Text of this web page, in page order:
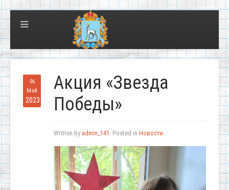
06
Май
2023
Акция «Звезда
Победы»
Written by admin_141 . Posted in Новости